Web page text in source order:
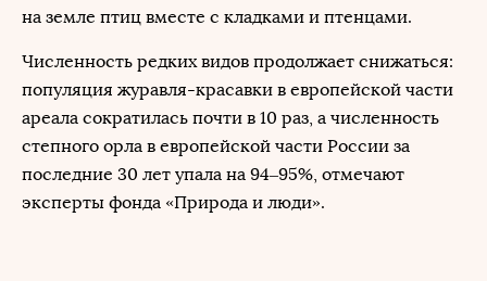
на земле птиц вместе с кладками и птенцами.
Численность редких видов продолжает снижаться:
популяция журавля-красавки в европейской части
ареала сократилась почти в 10 раз, а численность
степного орла в европейской части России за
последние 30 лет упала на 94–95%, отмечают
эксперты фонда «Природа и люди».